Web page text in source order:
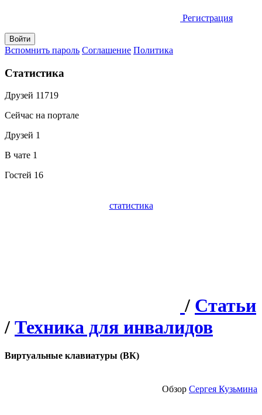
Регистрация
Вспомнить пароль Соглашение Политика
Статистика
Друзей 11719
Сейчас на портале
Друзей 1
В чате 1
Гостей 16
статистика
/ Статьи
/ Техника для инвалидов
Виртуальные клавиатуры (ВК)
Обзор Сергея Кузьмина